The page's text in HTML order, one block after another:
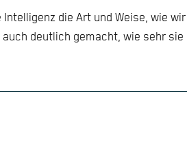
die Art und Weise, wie wir
deutlich gemacht, wie sehr sie